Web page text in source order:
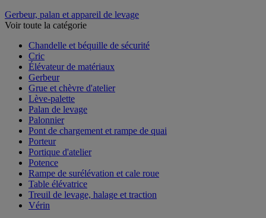
Gerbeur, palan et appareil de levage
Voir toute la catégorie
Chandelle et béquille de sécurité
Cric
Élévateur de matériaux
Gerbeur
Grue et chèvre d'atelier
Lève-palette
Palan de levage
Palonnier
Pont de chargement et rampe de quai
Porteur
Portique d'atelier
Potence
Rampe de surélévation et cale roue
Table élévatrice
Treuil de levage, halage et traction
Vérin